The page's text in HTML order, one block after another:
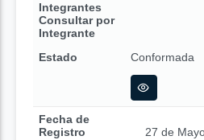
Integrantes
Consultar por
Integrante
Estado
Conformada
Fecha de
Registro
27 de